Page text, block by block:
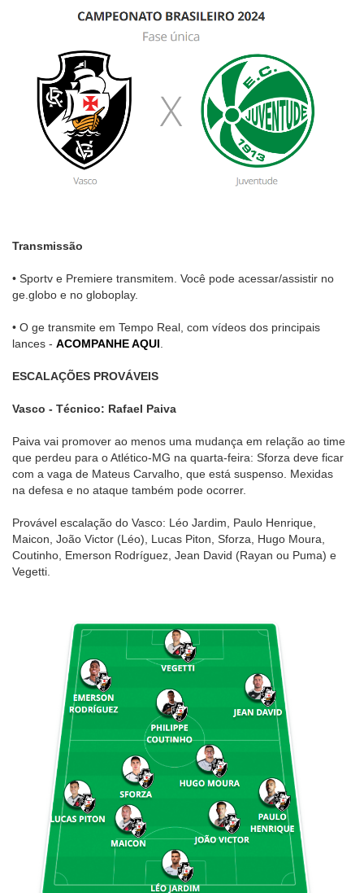
Transmissão
• Sportv e Premiere transmitem. Você pode acessar/assistir no
ge.globo e no globoplay.
• O ge transmite em Tempo Real, com vídeos dos principais
lances - ACOMPANHE AQUI
ESCALAÇÕES PROVÁVEIS
Vasco - Técnico: Rafael Paiva
Paiva vai promover ao menos uma mudança em relação ao time
que perdeu para o Atlético-MG na quarta-feira: Sforza deve ficar
com a vaga de Mateus Carvalho, que está suspenso. Mexidas
na defesa e no ataque também pode ocorrer.
Provável escalação do Vasco: Léo Jardim, Paulo Henrique,
Maicon, João Victor (Léo), Lucas Piton, Sforza, Hugo Moura,
Coutinho, Emerson Rodríguez, Jean David (Rayan ou Puma) e
Vegetti.